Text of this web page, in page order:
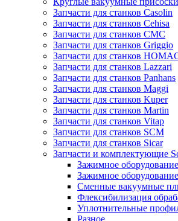
Запчасти для станков Casolin
Запчасти для станков Cehisa
Запчасти для станков CMC
Запчасти для станков Griggio
Запчасти для станков
Запчасти для станков Lazzari
Запчасти для станков Panhans
Запчасти для станков Maggi
Запчасти для станков Kuper
Запчасти для станков Martin
Запчасти для станков Vitap
Запчасти для станков SCM
Запчасти для станков Sicar
Запчасти и комплектующие
Зажимное
Зажимное
Сменные вакуумные
Флексибилизация
Уплотнительные
Разное